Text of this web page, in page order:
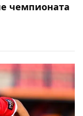
чемпионата